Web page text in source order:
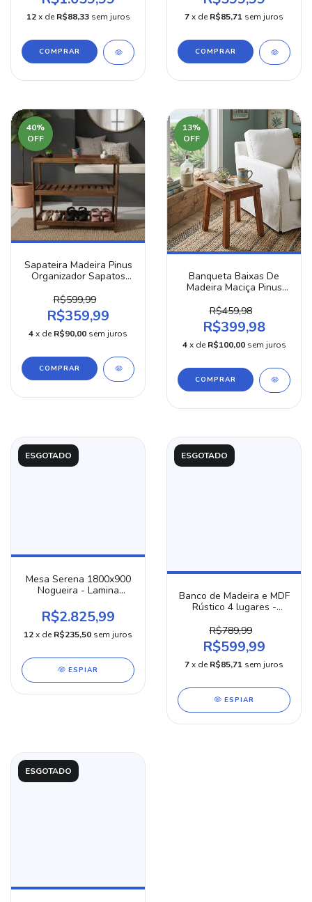
12 x de R$88,33 sem juros
COMPRAR
7x de R$85,71 sem juros
40%
OFF
Sapateira Madeira Pinus
Organizador Sapatos
sem Gaveta
R$599,99
R$359,99
4x de R$90,00 sem juros
COMPRAR
13%
OFF
Banqueta Baixas De
Madeira Maciça Pinus
Vintage
R$459,98
R$399,98
4 x de R$100,00 sem juros
COMPRAR
ESGOTADO
Mesa Serena 1800x900
Nogueira - Lamina
R$2.825,99
12x de R$235,50 sem juros
ESPIAR
ESGOTADO
Banco de Madeira e MDF
Rústico 4 lugares -
Branco Fosco
R$789,99
R$599,99
7x de R$85,71 sem juros
ESPIAR
ESGOTADO